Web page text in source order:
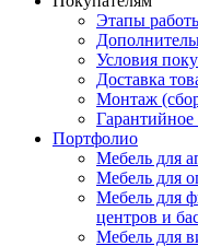
Этапы
Условия
Доставка
Монтаж
Портфолио
Мебель для
Мебель для
Мебель для
центров и
Мебель для